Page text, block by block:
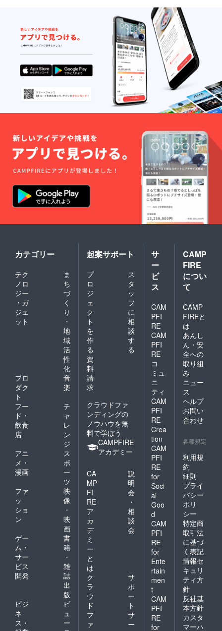
（プ
レーン
ナッ
ツ）】
・オー
ガニッ
クオー
ツ麦
（米国
産）／
デーツ
／デー
ツシ
ロップ
モンド
／くる
み／カ
シュ
ナッツ
／ピス
タチオ
（一部
にアー
モン
るみ・
を含
む）
【デー
ツグラ
ノーラ
（チョ
ツ）】
・オー
ガニッ
クオー
ツ麦
（米国
産）／
デーツ
／デー
ロップ
／米油
／いち
じく／
カカオ
パイ
バナナ
／りん
ご／
レーズ
ン／グ
レープ
フルー
ツ／キ
ウイ
（一部
にバナ
ナ・リ
ンゴを
含む）
【デー
ツグラ
ノーラ
（チョ
コナッ
ツ）】
・オー
ガニッ
して
ヨーグ
ルトや
シリア
ルと一
緒に、
ダイ
エット
中、妊
婦さ
ん、産
後のマ
マさん
にもオ
●原材
料 ＊
内容は
変わる
場合が
ありま
す。写
真はイ
メージ
ネクタ
じく／
洋ナシ
／アプ
リコッ
ト／プ
ルーン
（アメ
カル
フォル
ニア
産） ・
ぶどう
／白い
ちじく
（イラ
ン産）
・パイ
ナップ
ル／バ
ナナ／
ジャッ
クフ
ルーツ
ランカ
マヤカ
カオ
（メキ
シコ
産） ・
ゴール
ドキウ
（ニュ
ージー
ランド
産） ・
ゴー
（アフ
産） ・
デーツ
（アメ
リカ
産
UAE
ツを手
摘みで
収穫
し、 こ
だわり
の製法
で乾燥
させま
した。
食べた
ことの
ない半
生食
感！ 砂
白剤も
着色料
も不使
用。 お
子さま
からご
年配の
方ま
で、幅
代の方
に喜ん
で頂い
ます。
そのま
まオヤ
ツに、
小さく
カット
ルトや
シリア
ルと一
緒に、
ダイ
エット
中、妊
婦さ
ん、産
後のマ
マさん
にもオ
ススメ
です。
●原材
料 ＊
変わる
ありま
す。 ・
ぶどう
３種類
／マン
ゴー／
バナナ
／アプ
リコッ
ト／
デーツ
（イラ
ン・ス
リラン
カ・ト
産） 無
添加
カテゴリー
テク
ノロ
ジー
・ガ
ジェ
ット
ま
ち
づ
く
り
・
地
域
活
性
化
プロ
ダク
ト
音
楽
フー
ド・
飲食
店
チ
ャ
レ
ン
ジ
アニ
メ・
漫画
ス
ポ
ー
ツ
ファ
ッ
ショ
ン
映
像
・
映
画
ゲー
ム・
サー
ビス
開発
書
籍
・
雑
誌
出
版
ビジ
ネ
ス・
ビ
ュ
ー
起案サポート
プ
ロ
ジ
ェ
ク
ト
を
作
る
ス
タ
ッ
フ
に
相
談
す
る
資
料
請
求
クラウドファ
ンディングの
ノウハウを無
料で学ぼう
CAMPFIRE
アカデミー
CA
MP
FI
RE
ア
カ
デ
ミ
ー
と
は
説
明
会
・
相
談
会
ク
ラ
ウ
ド
フ
ァ
サ
ポ
ー
ト
サ
ー
サ
ー
ビ
ス
CAM
PFI
RE
CAM
PFI
RE
コ
ミュ
ニ
ティ
CAM
PFI
RE
Crea
tion
CAM
PFI
RE
for
Soci
al
Goo
d
CAM
PFI
RE
for
Ente
rtain
men
t
CAM
PFI
RE
for
CAMP
FIRE
につい
て
CAMP
FIREと
は
あんし
ん・安
全への
取り組
み
ニュー
ス
ヘルプ
お問い
合わせ
各種規定
利用規
約
細則
プライ
バシー
ポリ
シー
特定商
取引法
に基づ
く表記
情報セ
キュリ
ティ方
針
反社基
本方針
カスタ
マーハ